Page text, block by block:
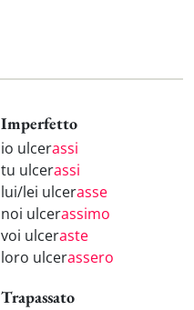
Imperfetto
io ulcerassi
tu ulcerassi
lui/lei ulcerasse
noi ulcerassimo
voi ulceraste
loro ulcerassero
Trapassato